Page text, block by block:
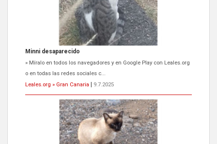
Siami Perdida
Se llama Siami,es hembra de 4 años,esterilizada con marca de
oreja,cariñosa,mimosa pero miedosa,e...
Leales.org » Gran Canaria
9.7.2025